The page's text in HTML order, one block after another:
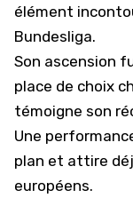
élément
Bundesliga.
Son ascension
place de choix
témoigne son
Une
plan et attire
européens.